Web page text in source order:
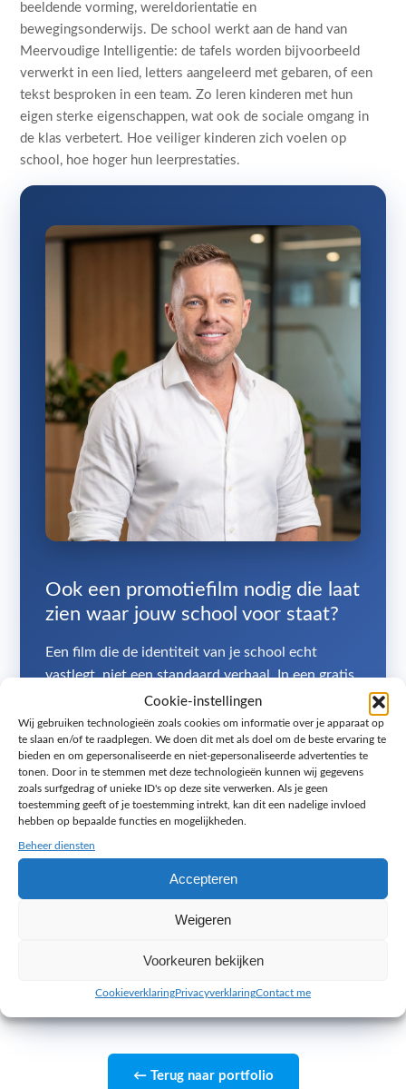
Cookie-instellingen
Wij gebruiken technologieën zoals cookies om informatie over je apparaat op
te slaan en/of te raadplegen. We doen dit met als doel om de beste ervaring te
bieden en om gepersonaliseerde en niet-gepersonaliseerde advertenties te
tonen. Door in te stemmen met deze technologieën kunnen wij gegevens
zoals surfgedrag of unieke ID's op deze site verwerken. Als je geen
toestemming geeft of je toestemming intrekt, kan dit een nadelige invloed
hebben op bepaalde functies en mogelijkheden.
Beheer diensten
Accepteren
Weigeren
Voorkeuren bekijken
CookieverklaringPrivacyverklaringContact me
beeldende vorming, wereldorientatie en
bewegingsonderwijs. De school werkt aan de hand van
Meervoudige Intelligentie: de tafels worden bijvoorbeeld
verwerkt in een lied, letters aangeleerd met gebaren, of een
tekst besproken in een team. Zo leren kinderen met hun
eigen sterke eigenschappen, wat ook de sociale omgang in
de klas verbetert. Hoe veiliger kinderen zich voelen op
school, hoe hoger hun leerprestaties.
Ook een promotiefilm nodig die laat
zien waar jouw school voor staat?
Een film die de identiteit van je school echt
vastlegt, niet een standaard verhaal. In een gratis
strategiegesprek van 45 minuten denk ik met je
mee over de beste aanpak.
Geen accountmanager en geen tussenlaag: je
spreekt direct met mij, Jacy Toetenel, eigenaar
van Melange Design uit Zoetermeer. Persoonlijk
advies, snelle reactie en eerlijk over wat wel en
niet de moeite waard is.
Jacy Toetenel, eigenaar Melange Design, Zoetermeer
← Terug naar portfolio